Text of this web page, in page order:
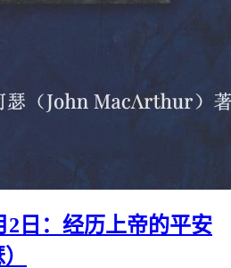
2日：经历上帝的平安